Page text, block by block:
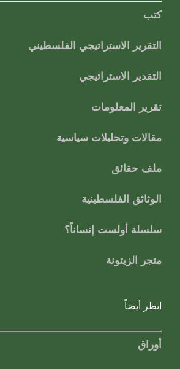
كتب
التقرير الاستراتيجي الفلسطيني
التقدير الاستراتيجي
تقرير المعلومات
مقالات وتحليلات سياسية
ملف حقائق
الوثائق الفلسطينية
سلسلة أولست إنساناً؟
متجر الزيتونة
انظر أيضاً
أوراق